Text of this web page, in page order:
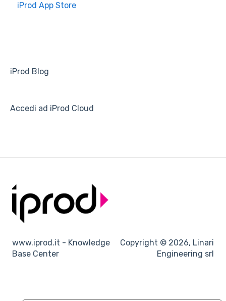
iProd App Store
iProd Blog
Accedi ad iProd Cloud
www.iprod.it - Knowledge
Base Center
Copyright © 2026, Linari
Engineering srl